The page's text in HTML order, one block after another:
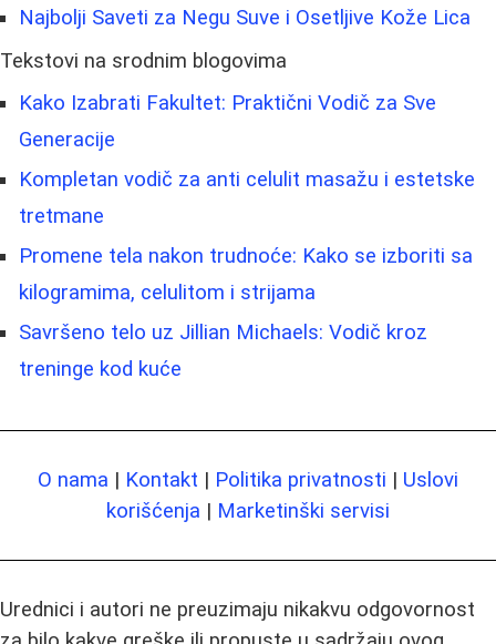
Najbolji Saveti za Negu Suve i Osetljive Kože Lica
Tekstovi na srodnim blogovima
Kako Izabrati Fakultet: Praktični Vodič za Sve
Generacije
Kompletan vodič za anti celulit masažu i estetske
tretmane
Promene tela nakon trudnoće: Kako se izboriti sa
kilogramima, celulitom i strijama
Savršeno telo uz Jillian Michaels: Vodič kroz
treninge kod kuće
O nama | Kontakt | Politika privatnosti | Uslovi
korišćenja | Marketinški servisi
Urednici i autori ne preuzimaju nikakvu odgovornost